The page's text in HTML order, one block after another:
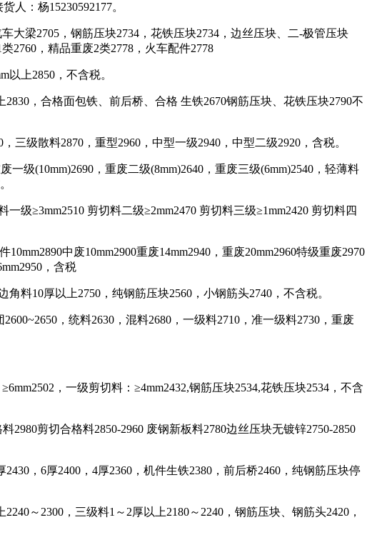
人：杨15230592177。
大梁2705，钢筋压块2734，花铁压块2734，边丝压块、二-极管压块
2760，精品重废2类2778，火车配件2778
以上2850，不含税。
，合格面包铁、前后桥、合格 生铁2670钢筋压块、花铁压块2790不
三级散料2870，重型2960，中型一级2940，中型二级2920，含税。
级(10mm)2690，重废二级(8mm)2640，重废三级(6mm)2540，轻薄料
级≥3mm2510 剪切料二级≥2mm2470 剪切料三级≥1mm2420 剪切料四
中废10mm2900重废14mm2940，重废20mm2960特级重废2970
，含税
料10厚以上2750，纯钢筋压块2560，小钢筋头2740，不含税。
，统料2630，混料2680，一级料2710，准一级料2730，重废
，一级剪切料：≥4mm2432,钢筋压块2534,花铁压块2534，不含
剪切合格料2850-2960 废钢新板料2780边丝压块无镀锌2750-2850
，6厚2400，4厚2360，机件生铁2380，前后桥2460，纯钢筋压块停
～2300，三级料1～2厚以上2180～2240，钢筋压块、钢筋头2420，